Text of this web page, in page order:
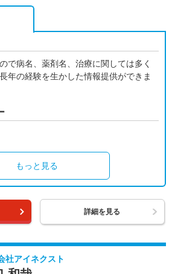
で病名、薬剤名、治療に関しては多く
年の経験を生かした情報提供ができま
もっと見る
詳細を見る
社アイネクスト